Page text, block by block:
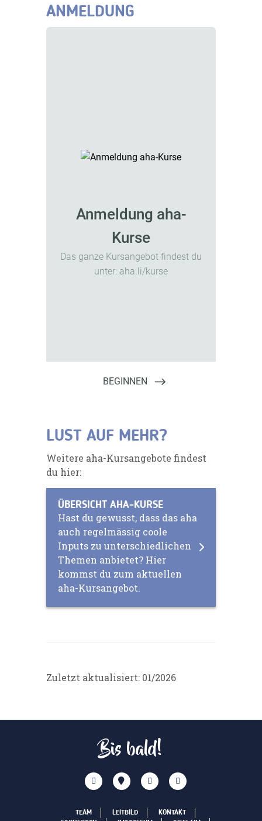
ANMELDUNG
LUST AUF MEHR?
Weitere aha-Kursangebote findest
du hier:
ÜBERSICHT AHA-KURSE
Hast du gewusst, dass das aha
auch regelmässig coole
Inputs zu unterschiedlichen
Themen anbietet? Hier
kommst du zum aktuellen
aha-Kursangebot.
Zuletzt aktualisiert: 01/2026
Bis bald!
TEAM LEITBILD
KONTAKT